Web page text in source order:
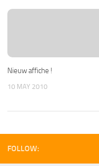
Nieuw affiche !
10 MAY 2010
FOLLOW: